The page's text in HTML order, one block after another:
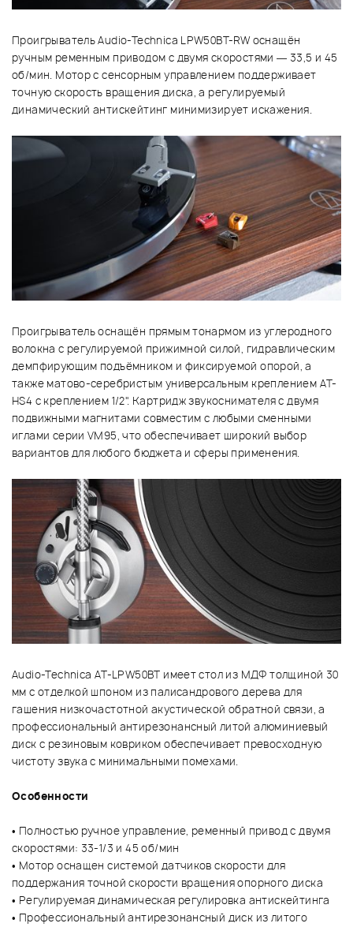
Проигрыватель Audio-Technica LPW50BT-RW оснащён
ручным ременным приводом с двумя скоростями — 33,5 и 45
об/мин. Мотор с сенсорным управлением поддерживает
точную скорость вращения диска, а регулируемый
динамический антискейтинг минимизирует искажения.
Проигрыватель оснащён прямым тонармом из углеродного
волокна с регулируемой прижимной силой, гидравлическим
демпфирующим подъёмником и фиксируемой опорой, а
также матово-серебристым универсальным креплением AT-
HS4 с креплением 1/2". Картридж звукоснимателя с двумя
подвижными магнитами совместим с любыми сменными
иглами серии VM95, что обеспечивает широкий выбор
вариантов для любого бюджета и сферы применения.
Audio-Technica AT-LPW50BT имеет стол из МДФ толщиной 30
мм с отделкой шпоном из палисандрового дерева для
гашения низкочастотной акустической обратной связи, а
профессиональный антирезонансный литой алюминиевый
диск с резиновым ковриком обеспечивает превосходную
чистоту звука с минимальными помехами.
Особенности
• Полностью ручное управление, ременный привод с двумя
скоростями: 33-1/3 и 45 об/мин
• Мотор оснащен системой датчиков скорости для
поддержания точной скорости вращения опорного диска
• Регулируемая динамическая регулировка антискейтинга
• Профессиональный антирезонансный диск из литого